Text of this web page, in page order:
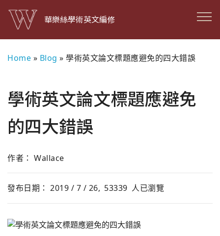
華樂絲學術英文編修
Home » Blog » 學術英文論文標題應避免的四大錯誤
學術英文論文標題應避免
的四大錯誤
作者： Wallace
發布日期： 2019 / 7 / 26, 53339 人已瀏覽